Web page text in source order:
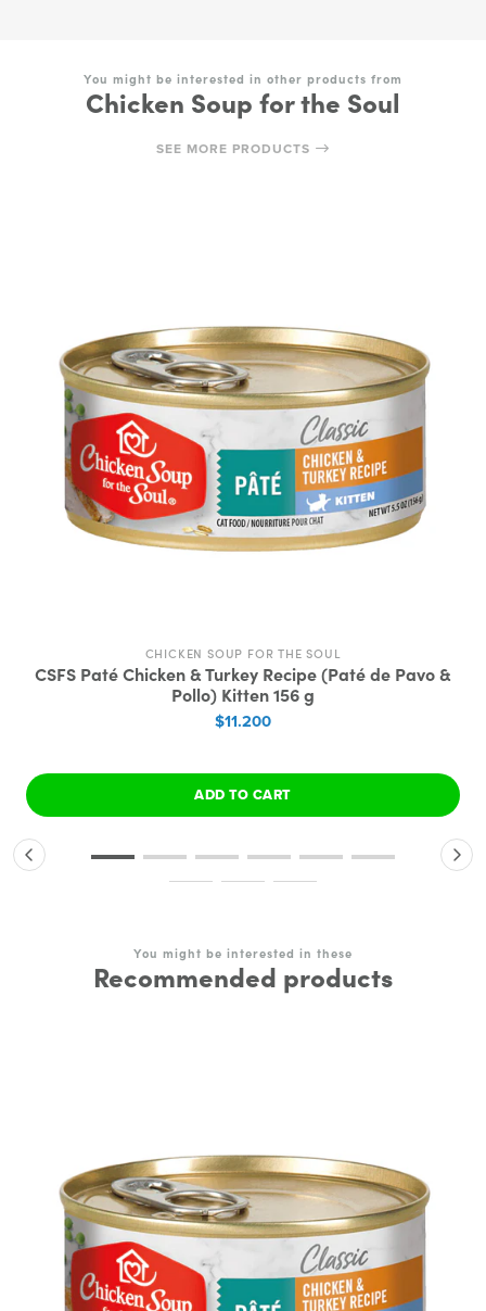
You might be interested in other products from
Chicken Soup for the Soul
SEE MORE PRODUCTS
CHICKEN SOUP FOR THE SOUL
CSFS Paté Chicken & Turkey Recipe (Paté de Pavo &
Pollo) Kitten 156 g
$11.200
ADD TO CART
You might be interested in these
Recommended products